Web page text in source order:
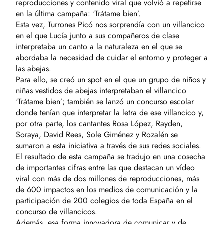
en la última campaña: ‘Trátame bien’.
Esta vez, Turrones Picó nos sorprendía con un villancico
en el que Lucía junto a sus compañeros de clase
interpretaba un canto a la naturaleza en el que se
abordaba la necesidad de cuidar el entorno y proteger a
las abejas.
Para ello, se creó un spot en el que un grupo de niños y
niñas vestidos de abejas interpretaban el villancico
‘Trátame bien’; también se lanzó un concurso escolar
donde tenían que interpretar la letra de ese villancico y,
por otra parte, los cantantes Rosa López, Rayden,
Soraya, David Rees, Sole Giménez y Rozalén se
sumaron a esta iniciativa a través de sus redes sociales.
El resultado de esta campaña se tradujo en una cosecha
de importantes cifras entre las que destacan un vídeo
viral con más de dos millones de reproducciones, más
de 600 impactos en los medios de comunicación y la
participación de 200 colegios de toda España en el
concurso de villancicos.
Además, esa forma innovadora de comunicar y de